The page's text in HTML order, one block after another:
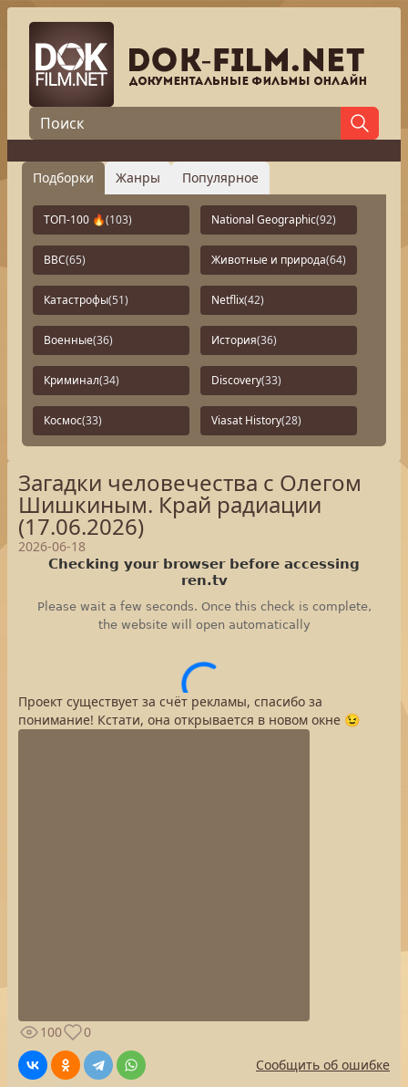
Подборки Жанры Популярное
ТОП-100 🔥(103) National Geographic(92)
BBC(65) Животные и природа(64)
Катастрофы(51) Netflix(42)
Военные(36) История(36)
Криминал(34) Discovery(33)
Космос(33) Viasat History(28)
Загадки человечества с Олегом
Шишкиным. Край радиации
(17.06.2026)
2026-06-18
Проект существует за счёт рекламы, спасибо за
понимание! Кстати, она открывается в новом окне 😉
100
0
Сообщить об ошибке